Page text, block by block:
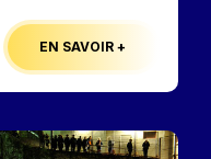
EN SAVOIR +